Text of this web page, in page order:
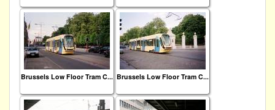
Brussels Low Floor Tram C... Brussels Low Floor Tram C...